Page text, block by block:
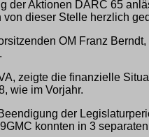
der Aktionen DARC 65
dieser Stelle herzlich
OM Franz
zeigte die finanzielle
wie im Vorjahr.
der
konnten in 3